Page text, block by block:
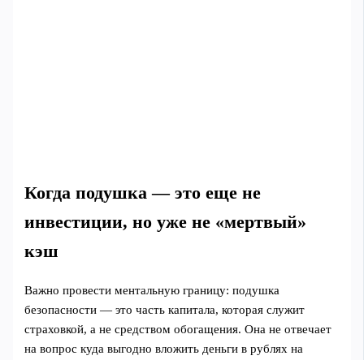
Когда подушка — это еще не
инвестиции, но уже не «мертвый»
кэш
Важно провести ментальную границу: подушка
безопасности — это часть капитала, которая служит
страховкой, а не средством обогащения. Она не отвечает
на вопрос куда выгодно вложить деньги в рублях на